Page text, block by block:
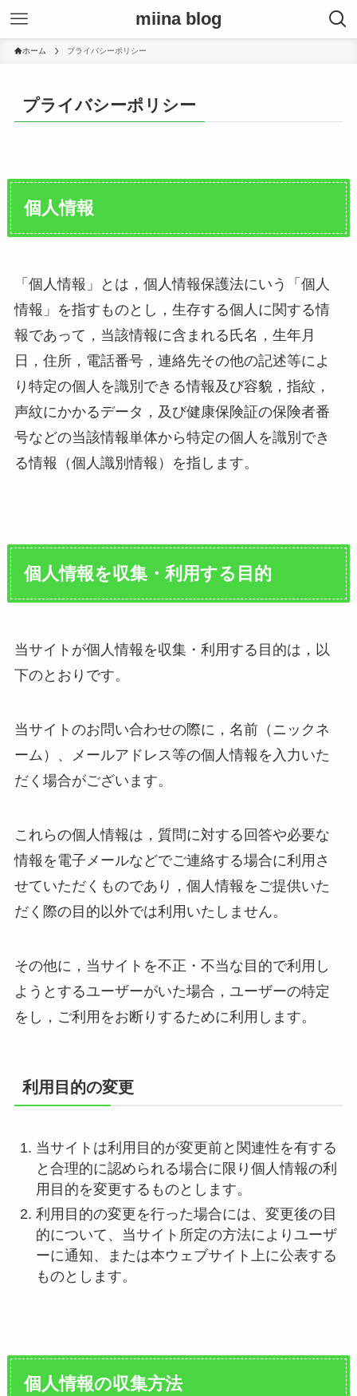
miina blog
ホーム プライバシーポリシー
プライバシーポリシー
個人情報
「個人情報」とは，個人情報保護法にいう「個人
情報」を指すものとし，生存する個人に関する情
報であって，当該情報に含まれる氏名，生年月
日，住所，電話番号，連絡先その他の記述等によ
り特定の個人を識別できる情報及び容貌，指紋，
声紋にかかるデータ，及び健康保険証の保険者番
号などの当該情報単体から特定の個人を識別でき
る情報（個人識別情報）を指します。
個人情報を収集・利用する目的
当サイトが個人情報を収集・利用する目的は，以
下のとおりです。
当サイトのお問い合わせの際に，名前（ニックネ
ーム）、メールアドレス等の個人情報を入力いた
だく場合がございます。
これらの個人情報は，質問に対する回答や必要な
情報を電子メールなどでご連絡する場合に利用さ
せていただくものであり，個人情報をご提供いた
だく際の目的以外では利用いたしません。
その他に，当サイトを不正・不当な目的で利用し
ようとするユーザーがいた場合，ユーザーの特定
をし，ご利用をお断りするために利用します。
利用目的の変更
当サイトは利用目的が変更前と関連性を有する
と合理的に認められる場合に限り個人情報の利
用目的を変更するものとします。
利用目的の変更を行った場合には、変更後の目
的について、当サイト所定の方法によりユーザ
ーに通知、または本ウェブサイト上に公表する
ものとします。
個人情報の収集方法